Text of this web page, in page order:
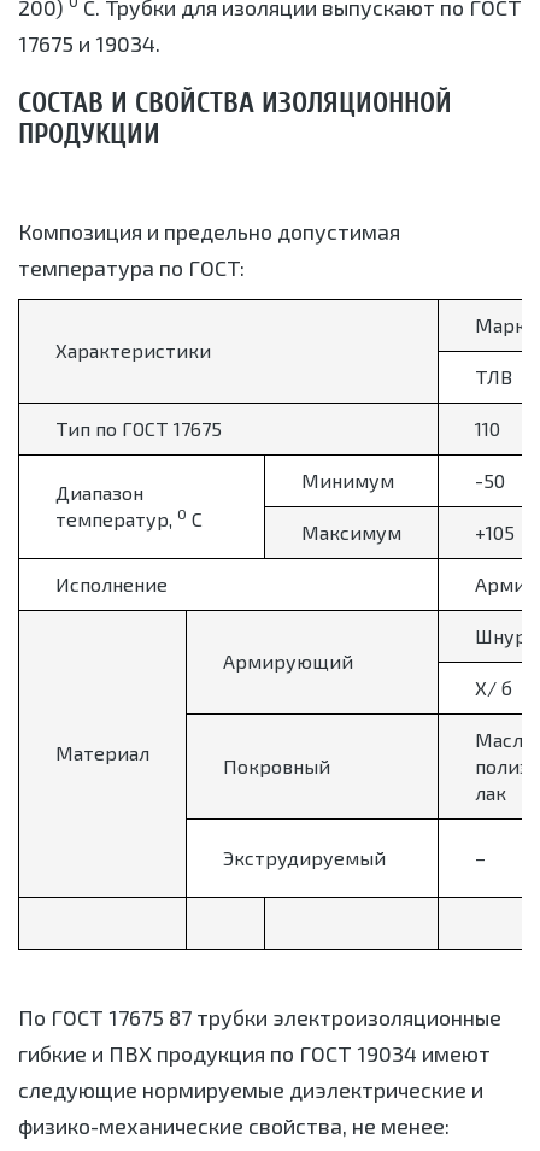
200)
С. Трубки для изоляции выпускают по ГОСТ
17675 и 19034.
СОСТАВ И СВОЙСТВА ИЗОЛЯЦИОННОЙ
ПРОДУКЦИИ
Композиция и предельно допустимая
температура по ГОСТ:
Характеристики
Марка
ТЛВ
Тип по ГОСТ 17675 110
Диапазон
температур, 0 С
Минимум -50
Максимум +105
Исполнение
Материал
Армирующий
Шнур-
Х/ б
Покровный
лак
Экструдируемый –
По ГОСТ 17675 87 трубки электроизоляционные
гибкие и ПВХ продукция по ГОСТ 19034 имеют
следующие нормируемые диэлектрические и
физико-механические свойства, не менее: